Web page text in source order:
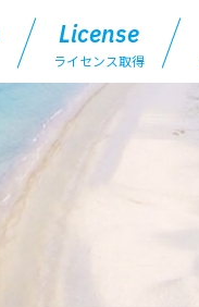
License
ライセンス取得